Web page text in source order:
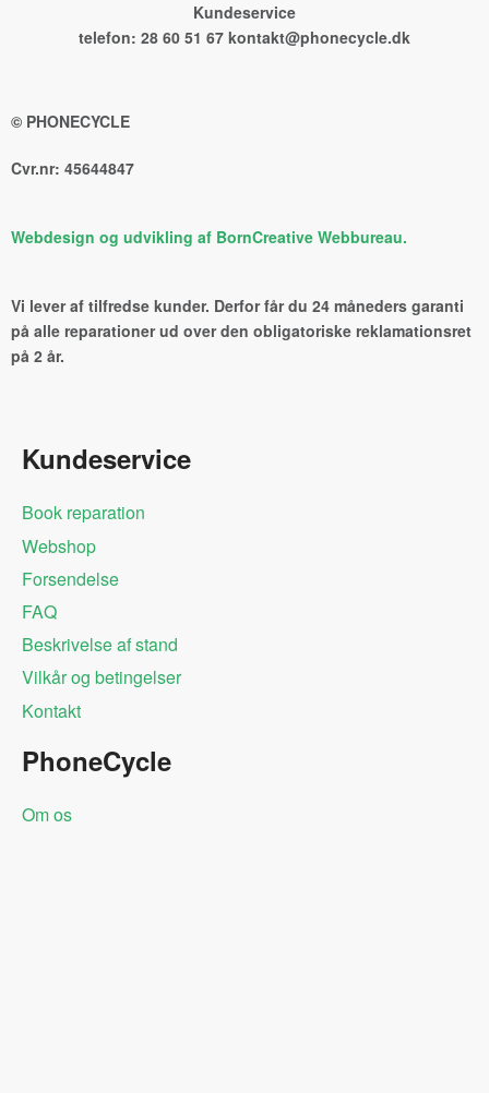
Kundeservice
telefon: 28 60 51 67 kontakt@phonecycle.dk
© PHONECYCLE
Cvr.nr: 45644847
Webdesign og udvikling af BornCreative Webbureau.
Vi lever af tilfredse kunder. Derfor får du 24 måneders garanti
på alle reparationer ud over den obligatoriske reklamationsret
på 2 år.
Kundeservice
Book reparation
Webshop
Forsendelse
FAQ
Beskrivelse af stand
Vilkår og betingelser
Kontakt
PhoneCycle
Om os